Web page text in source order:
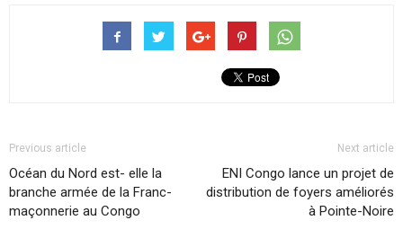
Previous article
Océan du Nord est- elle la
branche armée de la Franc-
maçonnerie au Congo
Next article
ENI Congo lance un projet de
distribution de foyers améliorés
à Pointe-Noire